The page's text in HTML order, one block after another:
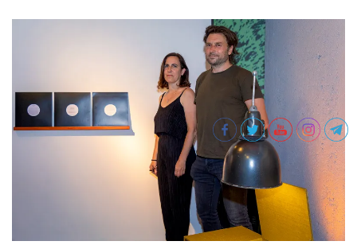
Instalación
objeto
Agua
Sonido
Sound